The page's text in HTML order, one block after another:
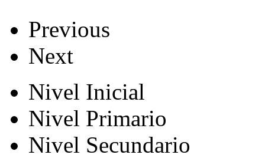
Previous
Next
Nivel Inicial
Nivel Primario
Nivel Secundario